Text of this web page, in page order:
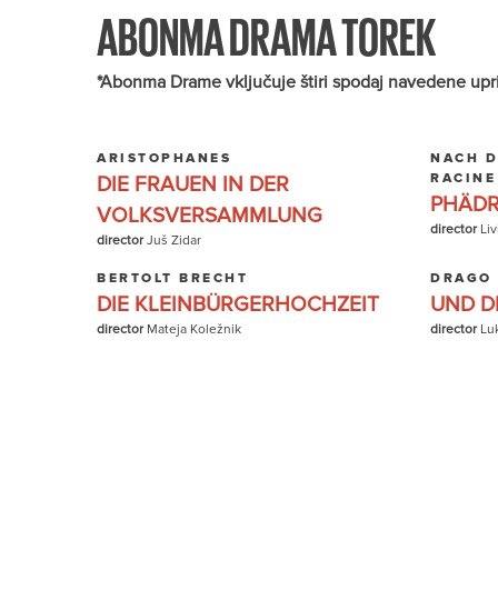
ABONMA DRAMA TOREK
*Abonma Drame vključuje štiri spodaj navedene
ARISTOPHANES
DIE FRAUEN IN DER
VOLKSVERSAMMLUNG
directorJuš Zidar
NACH
RACINE
director
BERTOLT BRECHT
DIE KLEINBÜRGERHOCHZEIT
directorMateja Koležnik
DRAGO
UND
director